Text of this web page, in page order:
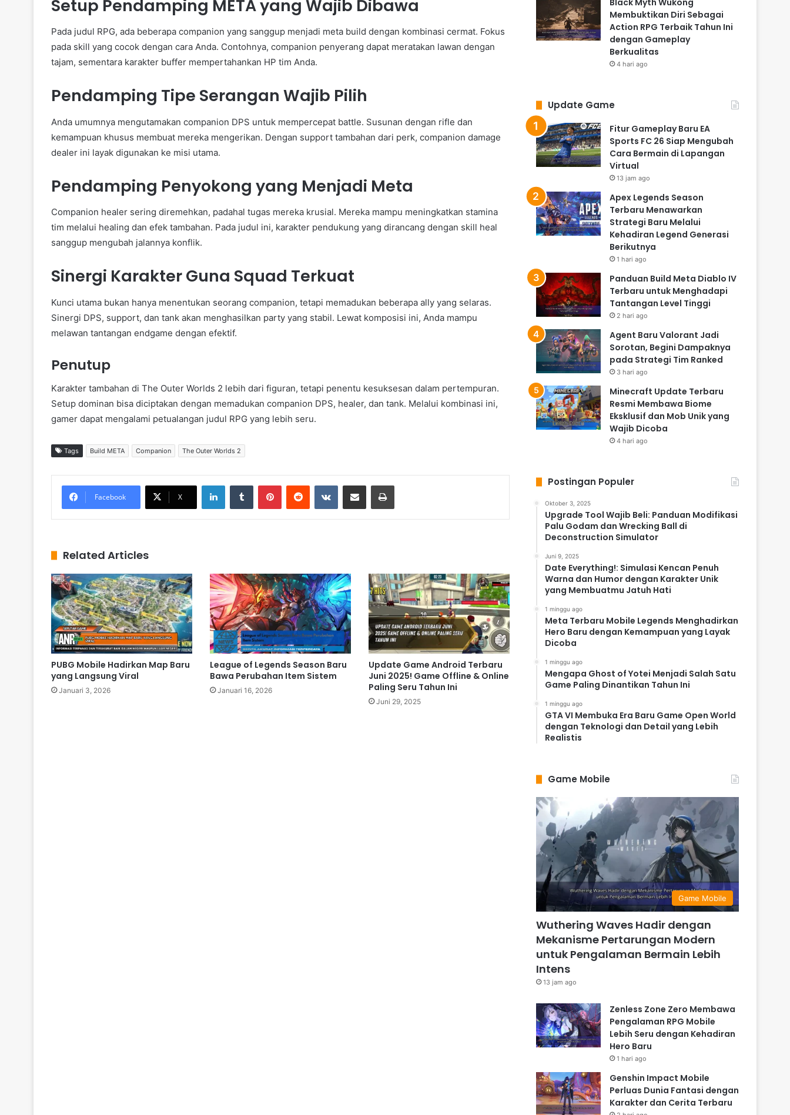
Setup Pendamping META yang Wajib Dibawa
Pada judul RPG, ada beberapa companion yang sanggup menjadi meta build dengan kombinasi cermat. Fokus
pada skill yang cocok dengan cara Anda. Contohnya, companion penyerang dapat meratakan lawan dengan
tajam, sementara karakter buffer mempertahankan HP tim Anda.
Pendamping Tipe Serangan Wajib Pilih
Anda umumnya mengutamakan companion DPS untuk mempercepat battle. Susunan dengan rifle dan
kemampuan khusus membuat mereka mengerikan. Dengan support tambahan dari perk, companion damage
dealer ini layak digunakan ke misi utama.
Pendamping Penyokong yang Menjadi Meta
Companion healer sering diremehkan, padahal tugas mereka krusial. Mereka mampu meningkatkan stamina
tim melalui healing dan efek tambahan. Pada judul ini, karakter pendukung yang dirancang dengan skill heal
sanggup mengubah jalannya konflik.
Sinergi Karakter Guna Squad Terkuat
Kunci utama bukan hanya menentukan seorang companion, tetapi memadukan beberapa ally yang selaras.
Sinergi DPS, support, dan tank akan menghasilkan party yang stabil. Lewat komposisi ini, Anda mampu
melawan tantangan endgame dengan efektif.
Penutup
Karakter tambahan di The Outer Worlds 2 lebih dari figuran, tetapi penentu kesuksesan dalam pertempuran.
Setup dominan bisa diciptakan dengan memadukan companion DPS, healer, dan tank. Melalui kombinasi ini,
gamer dapat mengalami petualangan judul RPG yang lebih seru.
Tags Build META Companion The Outer Worlds 2
Facebook X
Related Articles
PUBG Mobile Hadirkan Map Baru
yang Langsung Viral
Januari 3, 2026
League of Legends Season Baru
Bawa Perubahan Item Sistem
Januari 16, 2026
Update Game Android Terbaru
Juni 2025! Game Offline & Online
Paling Seru Tahun Ini
Juni 29, 2025
Black Myth Wukong
Membuktikan Diri Sebagai
Action RPG Terbaik Tahun Ini
dengan Gameplay
Berkualitas
4 hari ago
Update Game
Fitur Gameplay Baru EA
Sports FC 26 Siap Mengubah
Cara Bermain di Lapangan
Virtual
13 jam ago
Apex Legends Season
Terbaru Menawarkan
Strategi Baru Melalui
Kehadiran Legend Generasi
Berikutnya
1 hari ago
Panduan Build Meta Diablo IV
Terbaru untuk Menghadapi
Tantangan Level Tinggi
2 hari ago
Agent Baru Valorant Jadi
Sorotan, Begini Dampaknya
pada Strategi Tim Ranked
3 hari ago
Minecraft Update Terbaru
Resmi Membawa Biome
Eksklusif dan Mob Unik yang
Wajib Dicoba
4 hari ago
Postingan Populer
Oktober 3, 2025
Upgrade Tool Wajib Beli: Panduan Modifikasi
Palu Godam dan Wrecking Ball di
Deconstruction Simulator
Juni 9, 2025
Date Everything!: Simulasi Kencan Penuh
Warna dan Humor dengan Karakter Unik
yang Membuatmu Jatuh Hati
1 minggu ago
Meta Terbaru Mobile Legends Menghadirkan
Hero Baru dengan Kemampuan yang Layak
Dicoba
1 minggu ago
Mengapa Ghost of Yotei Menjadi Salah Satu
Game Paling Dinantikan Tahun Ini
1 minggu ago
GTA VI Membuka Era Baru Game Open World
dengan Teknologi dan Detail yang Lebih
Realistis
Game Mobile
Game Mobile
Wuthering Waves Hadir dengan
Mekanisme Pertarungan Modern
untuk Pengalaman Bermain Lebih
Intens
13 jam ago
Zenless Zone Zero Membawa
Pengalaman RPG Mobile
Lebih Seru dengan Kehadiran
Hero Baru
1 hari ago
Genshin Impact Mobile
Perluas Dunia Fantasi dengan
Karakter dan Cerita Terbaru